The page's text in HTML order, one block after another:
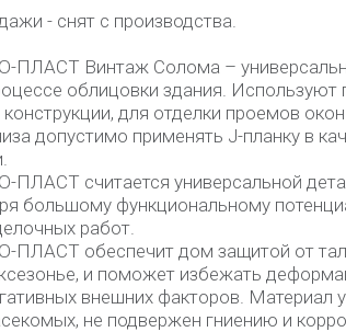
- снят с производства.
ПЛАСТ Винтаж Солома –
облицовки здания. Используют
конструкции, для отделки проемов
допустимо применять J-планку в
ПЛАСТ считается универсальной
большому функциональному
работ.
ПЛАСТ обеспечит дом защитой от
и поможет избежать
внешних факторов. Материал
не подвержен гниению и